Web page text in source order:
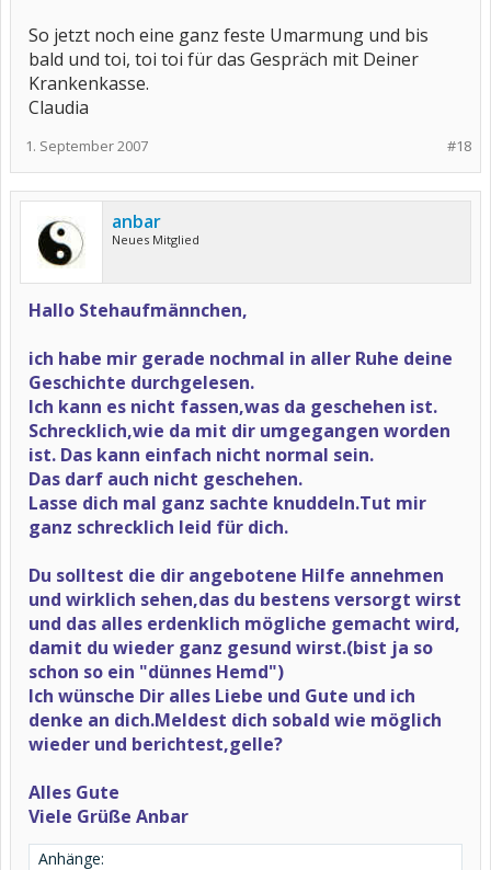
So jetzt noch eine ganz feste Umarmung und bis
bald und toi, toi toi für das Gespräch mit Deiner
Krankenkasse.
Claudia
#18
1. September 2007
anbar
Neues Mitglied
Hallo Stehaufmännchen,
ich habe mir gerade nochmal in aller Ruhe deine
Geschichte durchgelesen.
Ich kann es nicht fassen,was da geschehen ist.
Schrecklich,wie da mit dir umgegangen worden
ist. Das kann einfach nicht normal sein.
Das darf auch nicht geschehen.
Lasse dich mal ganz sachte knuddeln.Tut mir
ganz schrecklich leid für dich.
Du solltest die dir angebotene Hilfe annehmen
und wirklich sehen,das du bestens versorgt wirst
und das alles erdenklich mögliche gemacht wird,
damit du wieder ganz gesund wirst.(bist ja so
schon so ein "dünnes Hemd")
Ich wünsche Dir alles Liebe und Gute und ich
denke an dich.Meldest dich sobald wie möglich
wieder und berichtest,gelle?
Alles Gute
Viele Grüße Anbar
Anhänge: